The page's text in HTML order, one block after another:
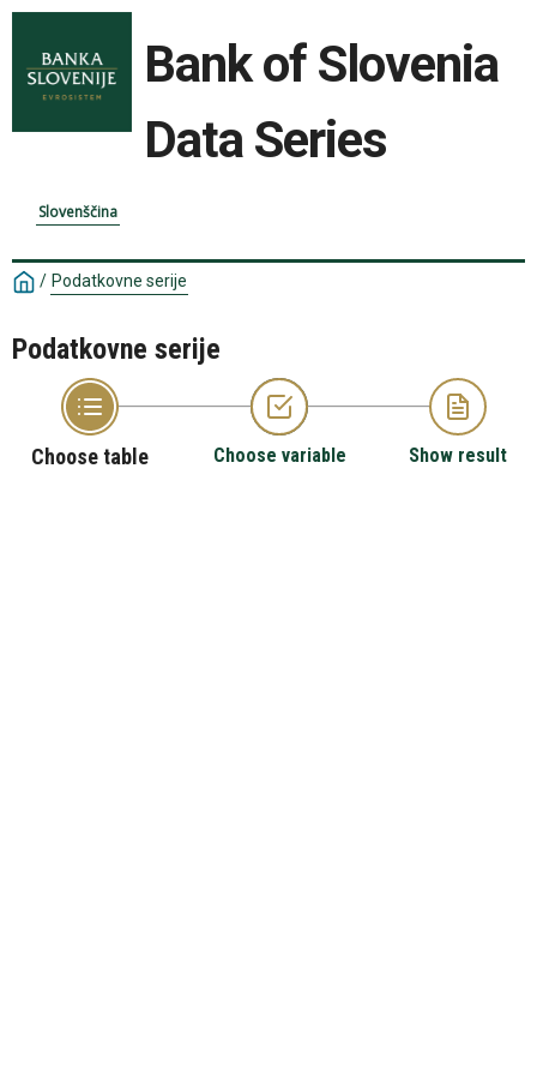
Bank of Slovenia
Data Series
Slovenščina
/ Podatkovne serije
Podatkovne serije
Choose table Choose variable Show result